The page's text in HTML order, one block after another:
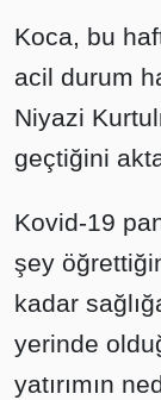
Koca, bu
acil durum
Niyazi
geçtiğini
Kovid-19
şey
kadar
yerinde
yatırımın